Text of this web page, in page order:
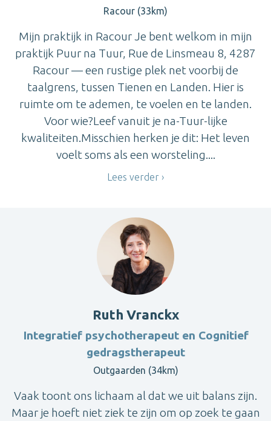
Racour (33km)
Mijn praktijk in Racour Je bent welkom in mijn
praktijk Puur na Tuur, Rue de Linsmeau 8, 4287
Racour — een rustige plek net voorbij de
taalgrens, tussen Tienen en Landen. Hier is
ruimte om te ademen, te voelen en te landen.
Voor wie?Leef vanuit je na-Tuur-lijke
kwaliteiten.Misschien herken je dit: Het leven
voelt soms als een worsteling....
Lees verder
Ruth Vranckx
Integratief psychotherapeut en Cognitief
gedragstherapeut
Outgaarden (34km)
Vaak toont ons lichaam al dat we uit balans zijn.
Maar je hoeft niet ziek te zijn om op zoek te gaan